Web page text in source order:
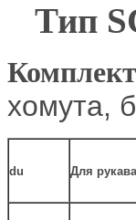
Тип
хомута,
du Для рукава